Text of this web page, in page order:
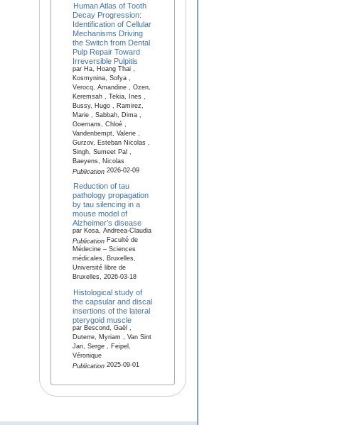
Human Atlas of Tooth
Decay Progression:
Identification of Cellular
Mechanisms Driving
the Switch from Dental
Pulp Repair Toward
Irreversible Pulpitis
par Ha, Hoang Thai ,
Kosmynina, Sofya ,
Verocq, Amandine , Ozen,
Keremsah , Tekia, Ines ,
Bussy, Hugo , Ramirez,
Marie , Sabbah, Dima ,
Goemans, Chloé ,
Vandenbempt, Valerie ,
Gurzov, Esteban Nicolas ,
Singh, Sumeet Pal ,
Baeyens, Nicolas
Publication2026-02-09
Reduction of tau
pathology propagation
by tau silencing in a
mouse model of
Alzheimer’s disease
par Kosa, Andreea-Claudia
PublicationFaculté de
Médecine – Sciences
médicales, Bruxelles,
Université libre de
Bruxelles, 2026-03-18
Histological study of
the capsular and discal
insertions of the lateral
pterygoid muscle
par Bescond, Gaël ,
Duterre, Myriam , Van Sint
Jan, Serge , Feipel,
Véronique
Publication2025-09-01